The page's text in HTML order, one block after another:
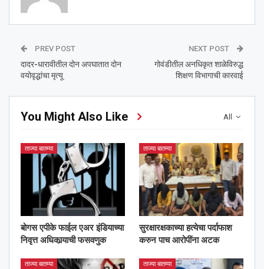
PREV POST
दादर-धारावीतील दोन अपघातात दोन
वयोवृद्धांचा मृत्यू
NEXT POST
गोवंडीतील अनधिकृत शाळेविरुद्ध
शिक्षण विभागाची कारवाई
All
You Might Also Like
ताज्या बातम्या
बोगस एपीके फाईल एअर इंडियाच्या
निवृत्त अधिकार्‍याची फसवणुक
ताज्या बातम्या
सुरक्षारक्षकाच्या हत्येचा पर्दाफाश
करुन पाच आरोपींना अटक
ताज्या बातम्या ताज्या बातम्या